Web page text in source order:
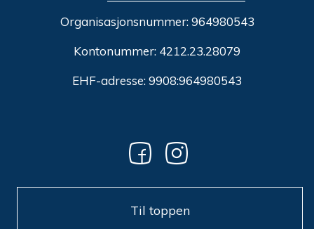
Organisasjonsnummer:964980543
Kontonummer: 4212.23.28079
EHF-adresse: 9908:964980543
Til toppen